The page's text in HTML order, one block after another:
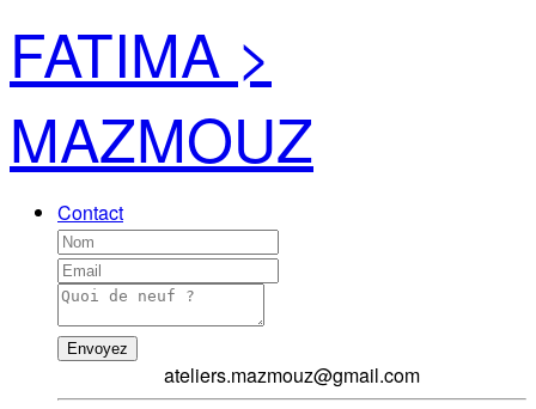
FATIMA >
MAZMOUZ
Contact
Envoyez
ateliers.mazmouz@gmail.com